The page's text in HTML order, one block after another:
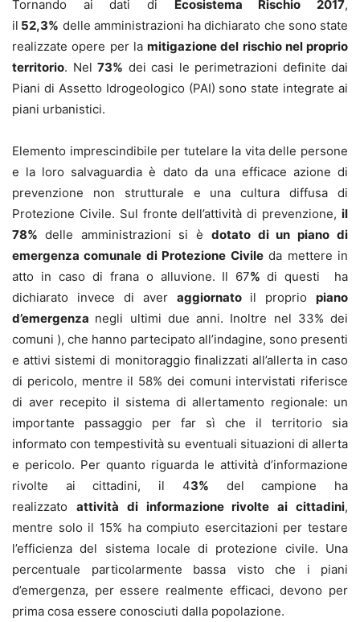
Tornando ai dati di Ecosistema Rischio 2017,
il 52,3% delle amministrazioni ha dichiarato che sono state
realizzate opere per la mitigazione del rischio nel proprio
territorio. Nel 73% dei casi le perimetrazioni definite dai
Piani di Assetto Idrogeologico (PAI) sono state integrate ai
piani urbanistici.
Elemento imprescindibile per tutelare la vita delle persone
e la loro salvaguardia è dato da una efficace azione di
prevenzione non strutturale e una cultura diffusa di
Protezione Civile. Sul fronte dell’attività di prevenzione, il
78% delle amministrazioni si è dotato di un piano di
emergenza comunale di Protezione Civileda mettere in
atto in caso di frana o alluvione. Il 67%di questi ha
dichiarato invece di aver aggiornato il proprio piano
d’emergenza negli ultimi due anni. Inoltre nel 33% dei
comuni ), che hanno partecipato all’indagine, sono presenti
e attivi sistemi di monitoraggio finalizzati all’allerta in caso
di pericolo, mentre il 58% dei comuni intervistati riferisce
di aver recepito il sistema di allertamento regionale: un
importante passaggio per far sì che il territorio sia
informato con tempestività su eventuali situazioni di allerta
e pericolo. Per quanto riguarda le attività d’informazione
rivolte ai cittadini, il 43% del campione ha
realizzato attività di informazione rivolte ai cittadini,
mentre solo il 15% ha compiuto esercitazioni per testare
l’efficienza del sistema locale di protezione civile. Una
percentuale particolarmente bassa visto che i piani
d’emergenza, per essere realmente efficaci, devono per
prima cosa essere conosciuti dalla popolazione.